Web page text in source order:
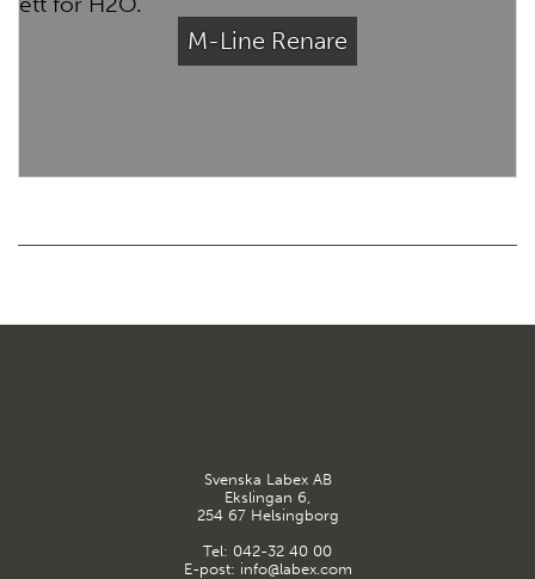
M-Line Renare
Svenska Labex AB
Ekslingan 6,
254 67 Helsingborg
Tel: 042-32 40 00
E-post: info@labex.com